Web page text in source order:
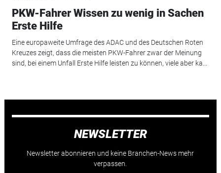
PKW-Fahrer Wissen zu wenig in Sachen
Erste Hilfe
Eine europaweite Umfrage des ADAC und des Deutschen Roten
Kreuzes zeigt, dass die meisten PKW-Fahrer zwar der Meinung
sind, bei einem Unfall Erste Hilfe leisten zu können, viele aber ka...
NEWSLETTER
Newsletter abonnieren und keine Branchen-News mehr
verpassen.